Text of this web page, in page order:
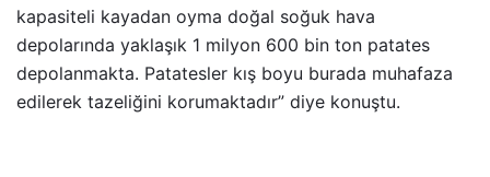
kapasiteli kayadan oyma doğal soğuk hava
depolarında yaklaşık 1 milyon 600 bin ton patates
depolanmakta. Patatesler kış boyu burada muhafaza
edilerek tazeliğini korumaktadır” diye konuştu.